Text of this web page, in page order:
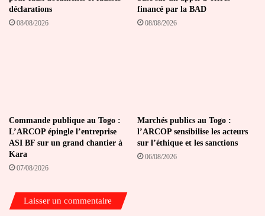
déclarations
08/08/2026
financé par la BAD
08/08/2026
Commande publique au Togo :
L’ARCOP épingle l’entreprise
ASI BF sur un grand chantier à
Kara
07/08/2026
Marchés publics au Togo :
l’ARCOP sensibilise les acteurs
sur l’éthique et les sanctions
06/08/2026
Laisser un commentaire